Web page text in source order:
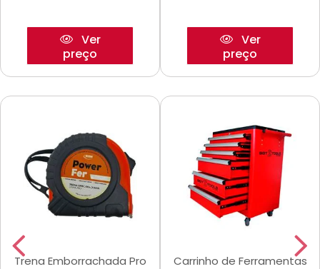
Ver
preço
Ver
preço
Trena Emborrachada Pro
Carrinho de Ferramentas